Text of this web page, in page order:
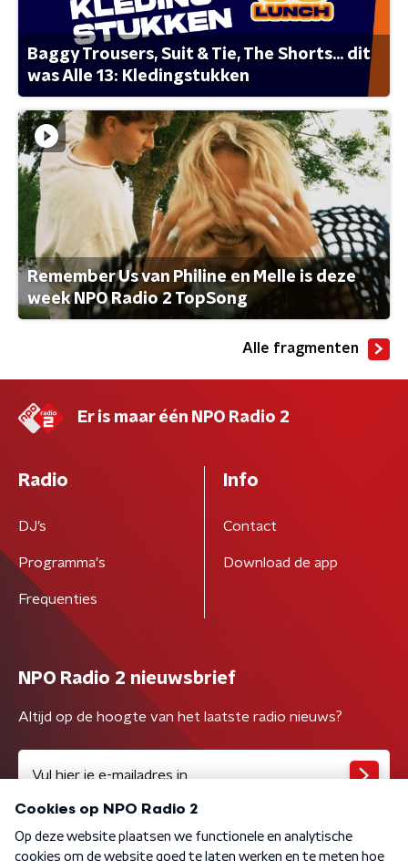
Baggy Trousers, Suit & Tie, The Shorts... dit
was Alle 13: Kledingstukken
Remember Us van Philine en Melle is deze
week NPO Radio 2 TopSong
Alle fragmenten
Er is maar één NPO Radio 2
Radio
DJ’s
Programma's
Frequenties
Info
Contact
Download de app
NPO Radio 2 nieuwsbrief
Altijd op de hoogte van het laatste radio nieuws?